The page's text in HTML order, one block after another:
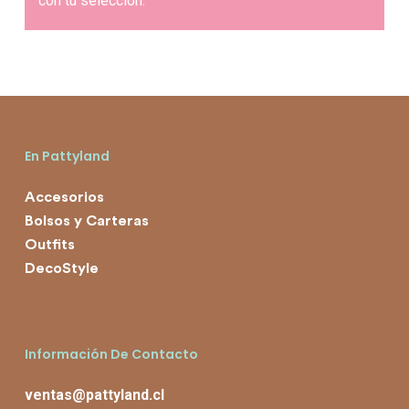
En Pattyland
Accesorios
Bolsos y Carteras
Outfits
DecoStyle
Información De Contacto
ventas@pattyland.cl